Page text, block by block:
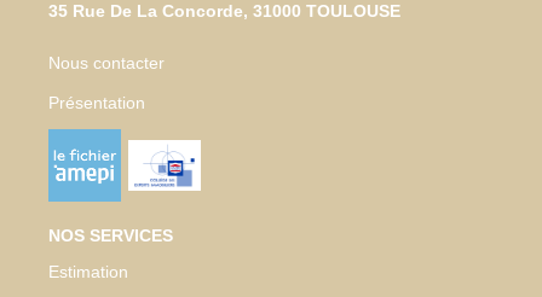
35 Rue De La Concorde, 31000 TOULOUSE
Nous contacter
Présentation
NOS SERVICES
Estimation